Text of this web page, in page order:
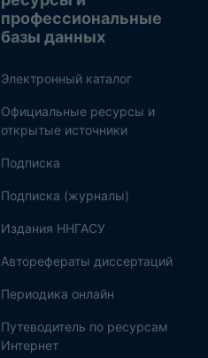
профессиональные
базы данных
Электронный каталог
Официальные ресурсы и
открытые источники
Подписка
Подписка (журналы)
Издания ННГАСУ
Авторефераты диссертаций
Периодика онлайн
Путеводитель по ресурсам
Интернет